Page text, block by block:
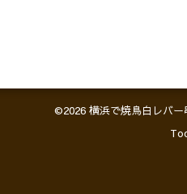
©2026 横浜で焼鳥白レバ